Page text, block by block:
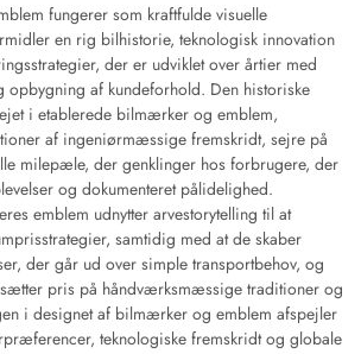
fungerer som kraftfulde visuelle
en rig bilhistorie, teknologisk innovation
der er udviklet over årtier med
opbygning af kundeforhold. Den historiske
i etablerede bilmærker og emblem,
af ingeniørmæssige fremskridt, sejre på
milepæle, der genklinger hos forbrugere, der
og dokumenteret pålidelighed.
emblem udnytter arvestorytelling til at
samtidig med at de skaber
der går ud over simple transportbehov, og
pris på håndværksmæssige traditioner og
i designet af bilmærker og emblem afspejler
teknologiske fremskridt og globale